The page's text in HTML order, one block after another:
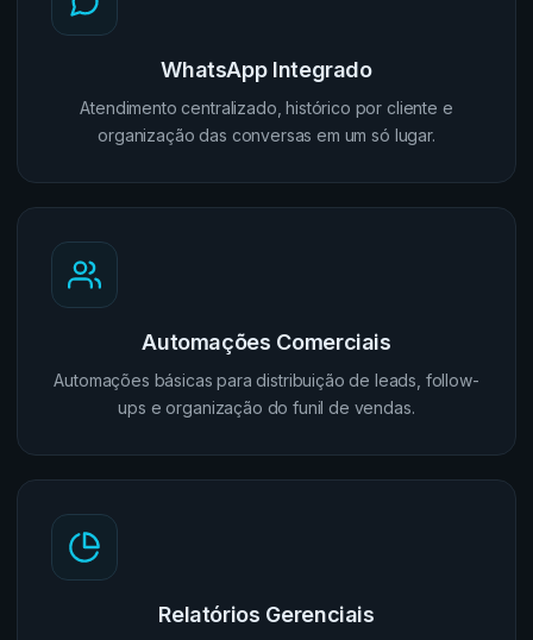
WhatsApp Integrado
Atendimento centralizado, histórico por cliente e
organização das conversas em um só lugar.
Automações Comerciais
Automações básicas para distribuição de leads, follow-
ups e organização do funil de vendas.
Relatórios Gerenciais